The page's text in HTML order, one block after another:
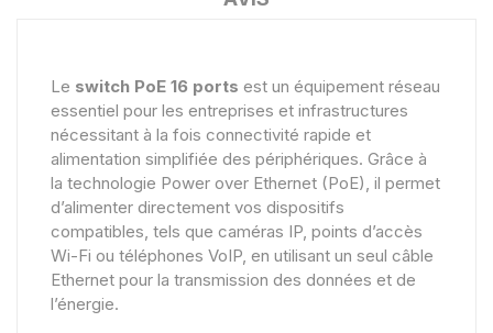
Le switch PoE 16 ports est un équipement réseau
essentiel pour les entreprises et infrastructures
nécessitant à la fois connectivité rapide et
alimentation simplifiée des périphériques. Grâce à
la technologie Power over Ethernet (PoE), il permet
d’alimenter directement vos dispositifs
compatibles, tels que caméras IP, points d’accès
Wi-Fi ou téléphones VoIP, en utilisant un seul câble
Ethernet pour la transmission des données et de
l’énergie.